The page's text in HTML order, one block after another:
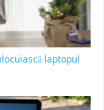
laptopul